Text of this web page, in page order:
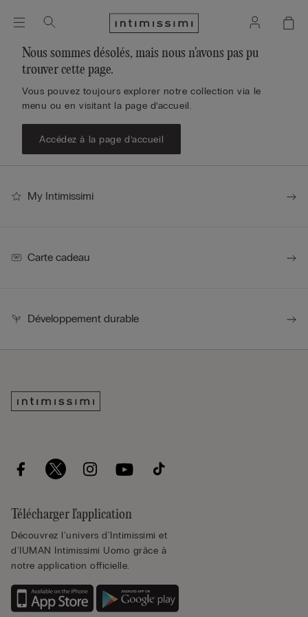
Nous sommes désolés, mais nous n'avons pas pu
trouver cette page.
Vous pouvez toujours explorer notre collection via le
menu ou en visitant la page d’accueil.
Accédez à la page d’accueil
My Intimissimi
Carte cadeau
Développement durable
Télécharger l'application
Découvrez l'univers d'Intimissimi et
d'IUMAN Intimissimi Uomo grâce à
notre application officielle.